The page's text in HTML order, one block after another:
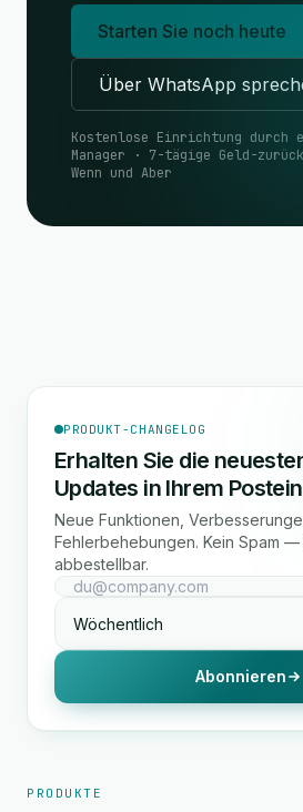
Starten Sie noch heute
Über WhatsApp
Kostenlose Einrichtung durch
Manager · 7-tägige Geld-
Wenn und Aber
PRODUKT-CHANGELOG
Erhalten Sie die
Updates in Ihrem
Neue Funktionen,
Fehlerbehebungen. Kein Spam
abbestellbar.
Abonnieren
PRODUKTE